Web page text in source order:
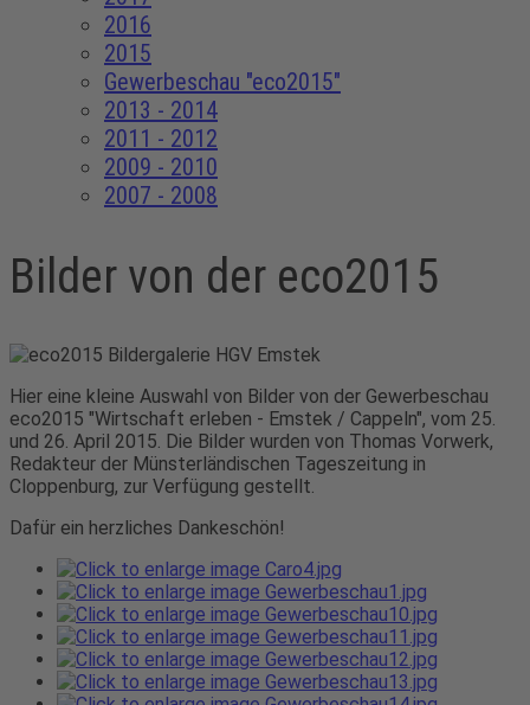
2016
2015
Gewerbeschau "eco2015"
2013 - 2014
2011 - 2012
2009 - 2010
2007 - 2008
Bilder von der eco2015
Hier eine kleine Auswahl von Bilder von der Gewerbeschau
eco2015 "Wirtschaft erleben - Emstek / Cappeln", vom 25.
und 26. April 2015. Die Bilder wurden von Thomas Vorwerk,
Redakteur der Münsterländischen Tageszeitung in
Cloppenburg, zur Verfügung gestellt.
Dafür ein herzliches Dankeschön!